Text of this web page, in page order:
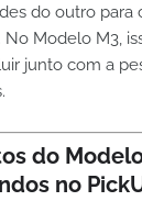
do outro para
Modelo M3,
junto com a
do
no